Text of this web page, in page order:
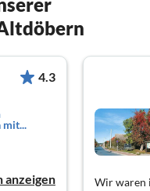
4.3
mit...
anzeigen
Wir waren